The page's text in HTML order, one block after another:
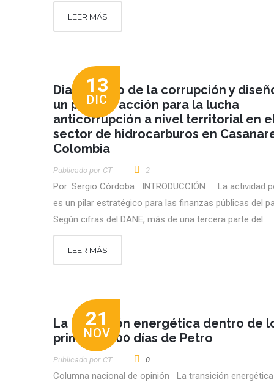
LEER MÁS
13
DIC
Diagnóstico de la corrupción y
un plan de acción para la lucha
anticorrupción a nivel territorial en
sector de hidrocarburos en
Colombia
Publicado por CT 2
Por: Sergio Córdoba INTRODUCCIÓN La actividad
es un pilar estratégico para las finanzas públicas del
Según cifras del DANE, más de una tercera parte del
LEER MÁS
21
NOV
La transición energética dentro de
primeros 100 días de Petro
Publicado por CT 0
Columna nacional de opinión La transición